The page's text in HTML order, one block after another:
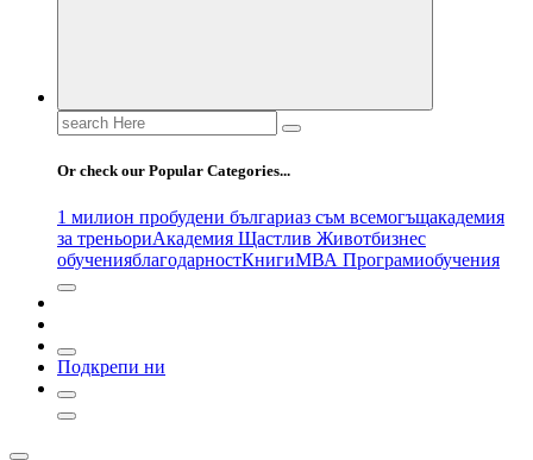
Search
for:
Or check our Popular Categories...
1 милион пробудени българиаз съм всемогъщакадемия
за треньориАкадемия Щастлив Животбизнес
обученияблагодарностКнигиМВА Програмиобучения
Подкрепи ни